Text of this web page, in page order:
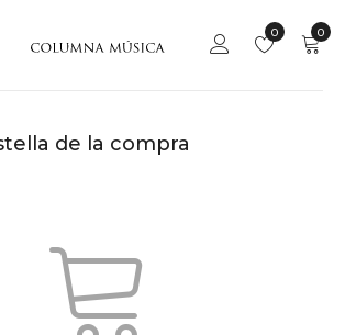
0
0
de la compra